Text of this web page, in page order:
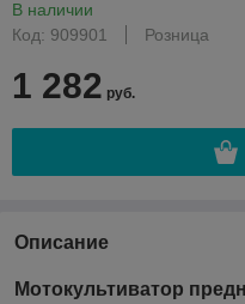
В наличии
Код: 909901
Розница
1 282 руб.
Описание
Мотокультиватор